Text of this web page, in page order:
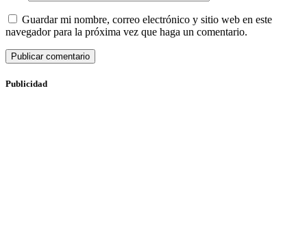
Guardar mi nombre, correo electrónico y sitio web en este
navegador para la próxima vez que haga un comentario.
Publicidad